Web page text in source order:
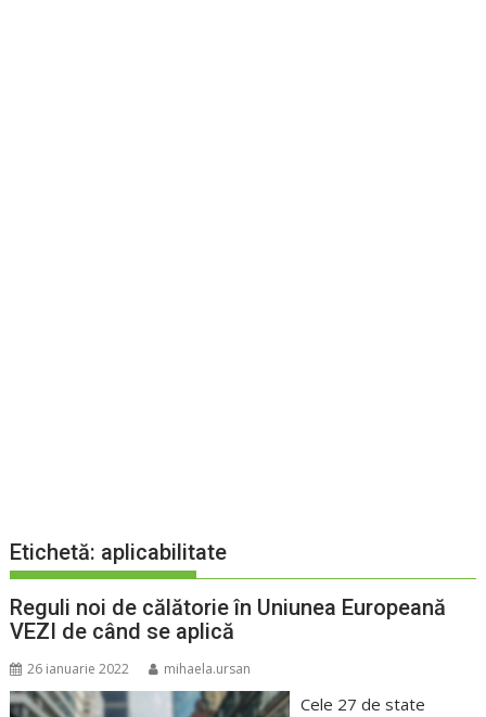
Etichetă: aplicabilitate
Reguli noi de călătorie în Uniunea Europeană
VEZI de când se aplică
26 ianuarie 2022 mihaela.ursan
Cele 27 de state